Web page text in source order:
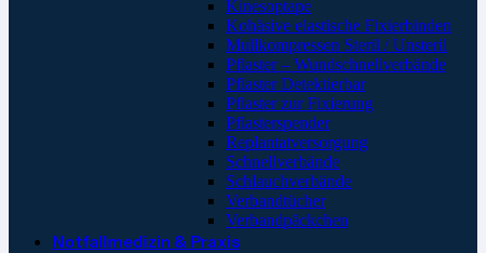
Kinesoptape
Kohäsive elastische Fixierbinden
Mullkompressen Steril / Unsteril
Pflaster – Wundschnellverbände
Pflaster Detektierbar
Pflaster zur Fixierung
Pflasterspender
Replantatversorgung
Schnellverbände
Schlauchverbände
Verbandtücher
Verbandpäckchen
Notfallmedizin & Praxis